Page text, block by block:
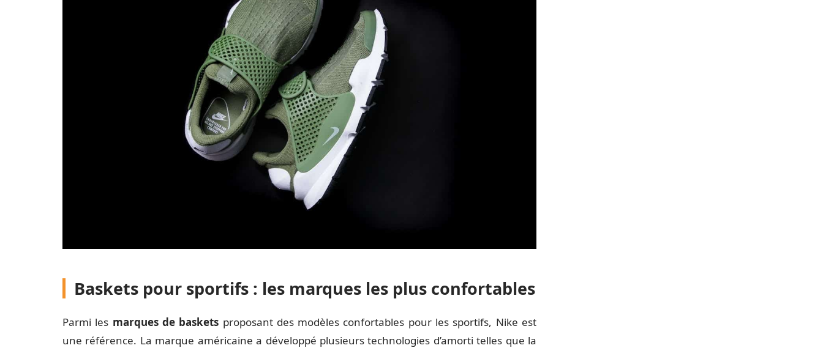
Baskets pour sportifs : les marques les plus confortables
Parmi les marques de baskets proposant des modèles confortables pour les sportifs, Nike est
une référence. La marque américaine a développé plusieurs technologies d’amorti telles que la